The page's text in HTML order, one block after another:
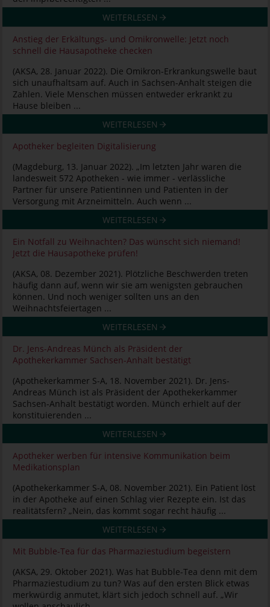
WEITERLESEN
Anstieg der Erkältungs- und Omikronwelle: Jetzt noch
schnell die Hausapotheke checken
(AKSA, 28. Januar 2022). Die Omikron-Erkrankungswelle baut
sich unaufhaltsam auf. Auch in Sachsen-Anhalt steigen die
Zahlen. Viele Menschen müssen entweder erkrankt zu
Hause bleiben ...
WEITERLESEN
Apotheker begleiten Digitalisierung
(Magdeburg, 13. Januar 2022). „Im letzten Jahr waren die
landesweit 572 Apotheken - wie immer - verlässliche
Partner für unsere Patientinnen und Patienten in der
Versorgung mit Arzneimitteln. Auch wenn ...
WEITERLESEN
Ein Notfall zu Weihnachten? Das wünscht sich niemand!
Jetzt die Hausapotheke prüfen!
(AKSA, 08. Dezember 2021). Plötzliche Beschwerden treten
häufig dann auf, wenn wir sie am wenigsten gebrauchen
können. Und noch weniger sollten uns an den
Weihnachtsfeiertagen ...
WEITERLESEN
Dr. Jens-Andreas Münch als Präsident der
Apothekerkammer Sachsen-Anhalt bestätigt
(Apothekerkammer S-A, 18. November 2021). Dr. Jens-
Andreas Münch ist als Präsident der Apothekerkammer
Sachsen-Anhalt bestätigt worden. Münch erhielt auf der
konstituierenden ...
WEITERLESEN
Apotheker werben für intensive Kommunikation beim
Medikationsplan
(Apothekerkammer S-A, 08. November 2021). Ein Patient löst
in der Apotheke auf einen Schlag vier Rezepte ein. Ist das
realitätsfern? „Nein, das kommt sogar recht häufig ...
WEITERLESEN
Mit Bubble-Tea für das Pharmaziestudium begeistern
(AKSA, 29. Oktober 2021). Was hat Bubble-Tea denn mit dem
Pharmaziestudium zu tun? Was auf den ersten Blick etwas
merkwürdig anmutet, klärt sich jedoch schnell auf. „Wir